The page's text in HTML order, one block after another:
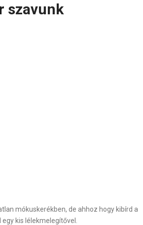
szavunk
mókuskerékben, de ahhoz hogy kibírd a
kis lélekmelegítővel.